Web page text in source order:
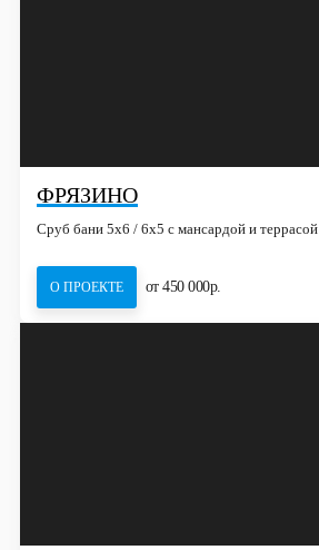
ФРЯЗИНО
Сруб бани 5х6 / 6x5 с мансардой и террасой
О ПРОЕКТЕ от 450 000р.